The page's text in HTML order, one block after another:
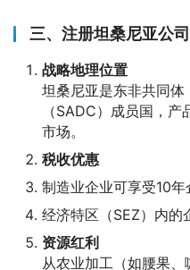
三、注册坦桑尼亚公
战略地理位置
坦桑尼亚是东非共同
（SADC）成员国，
市场。
税收优惠
制造业企业可享受10年
经济特区（SEZ）内的
资源红利
从农业加工（如腰果